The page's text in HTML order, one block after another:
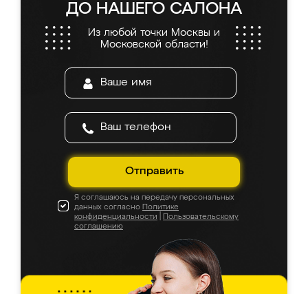
ДО НАШЕГО САЛОНА
Из любой точки Москвы и
Московской области!
Отправить
Я соглашаюсь на передачу персональных
данных согласно Политике
конфиденциальности
Пользовательскому
соглашению